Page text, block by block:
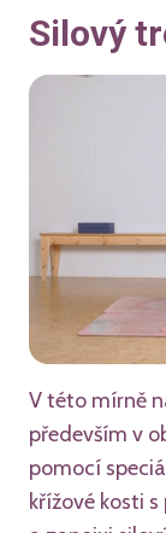
Silový
V této mírně
především v
pomocí
křížové kosti